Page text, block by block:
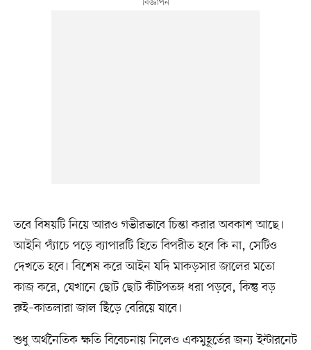
তবে বিষয়টি নিয়ে আরও গভীরভাবে চিন্তা করার অবকাশ আছে।
আইনি প্যাঁচে পড়ে ব্যাপারটি হিতে বিপরীত হবে কি না, সেটিও
দেখতে হবে। বিশেষ করে আইন যদি মাকড়সার জালের মতো
কাজ করে, যেখানে ছোট ছোট কীটপতঙ্গ ধরা পড়বে, কিন্তু বড়
রুই–কাতলারা জাল ছিঁড়ে বেরিয়ে যাবে।
শুধু অর্থনৈতিক ক্ষতি বিবেচনায় নিলেও একমুহূর্তের জন্য ইন্টারনেট